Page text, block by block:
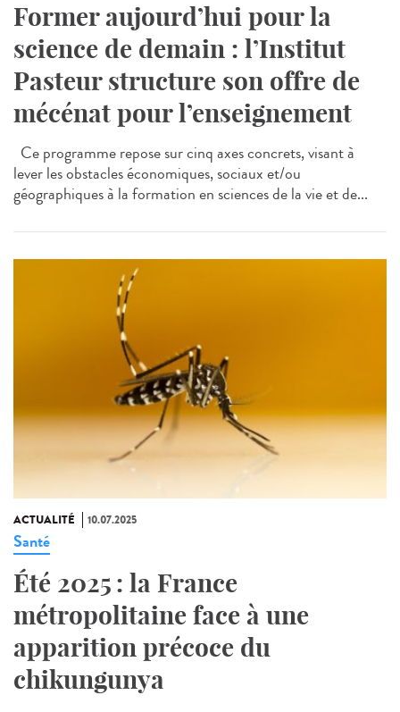
Former aujourd’hui pour la
science de demain : l’Institut
Pasteur structure son offre de
mécénat pour l’enseignement
Ce programme repose sur cinq axes concrets, visant à
lever les obstacles économiques, sociaux et/ou
géographiques à la formation en sciences de la vie et de...
ACTUALITÉ 10.07.2025
Santé
Été 2025 : la France
métropolitaine face à une
apparition précoce du
chikungunya